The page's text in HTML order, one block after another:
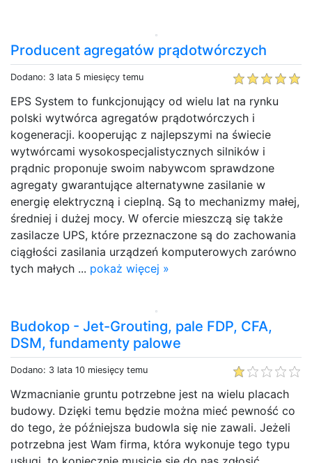
Producent agregatów prądotwórczych
Dodano: 3 lata 5 miesięcy temu
EPS System to funkcjonujący od wielu lat na rynku
polski wytwórca agregatów prądotwórczych i
kogeneracji. kooperując z najlepszymi na świecie
wytwórcami wysokospecjalistycznych silników i
prądnic proponuje swoim nabywcom sprawdzone
agregaty gwarantujące alternatywne zasilanie w
energię elektryczną i cieplną. Są to mechanizmy małej,
średniej i dużej mocy. W ofercie mieszczą się także
zasilacze UPS, które przeznaczone są do zachowania
ciągłości zasilania urządzeń komputerowych zarówno
tych małych ... pokaż więcej »
Budokop - Jet-Grouting, pale FDP, CFA,
DSM, fundamenty palowe
Dodano: 3 lata 10 miesięcy temu
Wzmacnianie gruntu potrzebne jest na wielu placach
budowy. Dzięki temu będzie można mieć pewność co
do tego, że późniejsza budowla się nie zawali. Jeżeli
potrzebna jest Wam firma, która wykonuje tego typu